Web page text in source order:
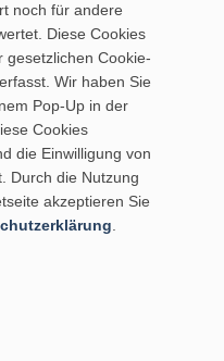
noch für andere
Diese Cookies
gesetzlichen Cookie-
Wir haben Sie
Pop-Up in der
Cookies
die Einwilligung von
Durch die Nutzung
akzeptieren Sie